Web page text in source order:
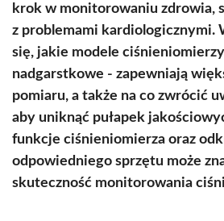
krok w monitorowaniu zdrowia,
z problemami kardiologicznymi.
się, jakie modele
nadgarstkowe - zapewniają
pomiaru, a także na co zwrócić
aby uniknąć pułapek
funkcje ciśnieniomierza oraz
odpowiedniego sprzętu może
skuteczność monitorowania